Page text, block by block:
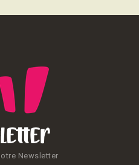
Newsletter